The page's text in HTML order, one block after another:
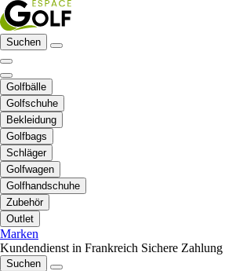
Suchen
Golfbälle
Golfschuhe
Bekleidung
Golfbags
Schläger
Golfwagen
Golfhandschuhe
Zubehör
Outlet
Marken
Kundendienst in Frankreich Sichere Zahlung
Suchen